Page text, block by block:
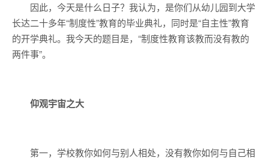
因此，今天是什么日子？我认为，是你们从幼儿园到大学
长达二十多年“制度性”教育的毕业典礼，同时是“自主性”教育
的开学典礼。我今天的题目是，“制度性教育该教而没有教的
两件事”。
仰观宇宙之大
第一，学校教你如何与别人相处，没有教你如何与自己相